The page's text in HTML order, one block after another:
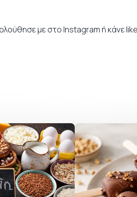
με στο Instagram ή κάνε